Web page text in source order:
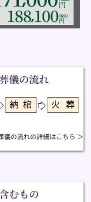
儀の流れ
儀の流れの詳細はこちら ＞
むもの